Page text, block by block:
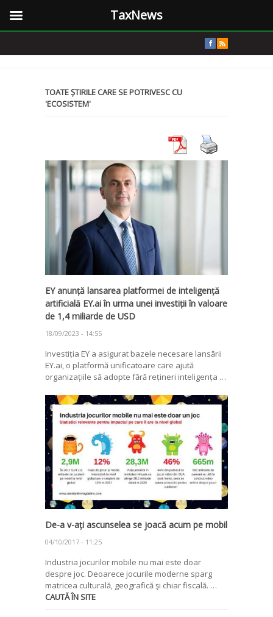
TOATE ȘTIRILE CARE SE POTRIVESC CU
'ECOSISTEM'
EY anunță lansarea platformei de inteligență
artificială EY.ai în urma unei investiții în valoare
de 1,4 miliarde de USD
18/09/2023 - 14:55
Investiția EY a asigurat bazele necesare lansării
EY.ai, o platformă unificatoare care ajută
organizațiile să adopte fără rețineri inteligența …
De-a v-ați ascunselea se joacă acum pe mobil
04/10/2017 - 11:25
Industria jocurilor mobile nu mai este doar
despre joc. Deoarece jocurile moderne sparg
matricea culturală, geografică şi chiar fiscală. …
CAUTĂ ÎN SITE
TaxNews